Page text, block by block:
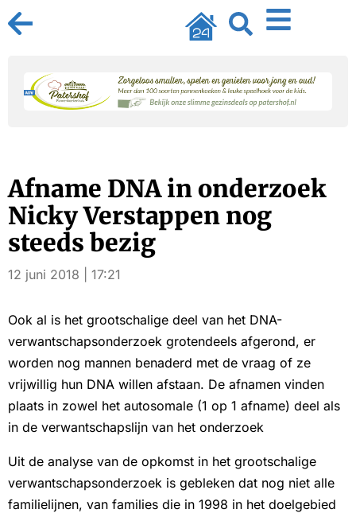
Afname DNA in onderzoek
Nicky Verstappen nog
steeds bezig
12 juni 2018 | 17:21
Ook al is het grootschalige deel van het DNA-
verwantschapsonderzoek grotendeels afgerond, er
worden nog mannen benaderd met de vraag of ze
vrijwillig hun DNA willen afstaan. De afnamen vinden
plaats in zowel het autosomale (1 op 1 afname) deel als
in de verwantschapslijn van het onderzoek
Uit de analyse van de opkomst in het grootschalige
verwantschapsonderzoek is gebleken dat nog niet alle
familielijnen, van families die in 1998 in het doelgebied